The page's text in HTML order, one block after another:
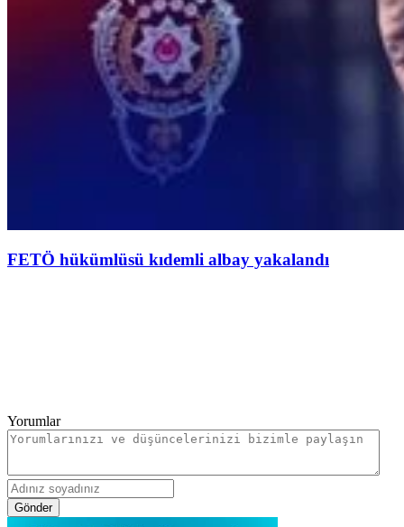
FETÖ hükümlüsü kıdemli albay yakalandı
Yorumlar
Gönder